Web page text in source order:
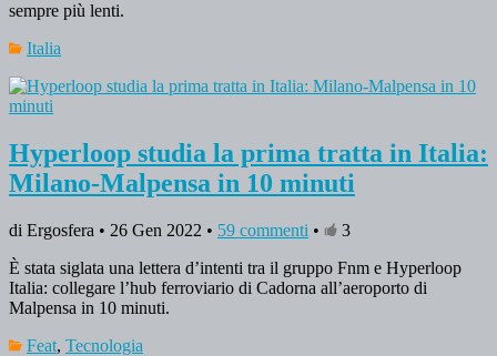
sempre più lenti.
Italia
Hyperloop studia la prima tratta in Italia:
Milano-Malpensa in 10 minuti
di Ergosfera • 26 Gen 2022 • 59 commenti •
3
È stata siglata una lettera d’intenti tra il gruppo Fnm e Hyperloop
Italia: collegare l’hub ferroviario di Cadorna all’aeroporto di
Malpensa in 10 minuti.
Feat, Tecnologia